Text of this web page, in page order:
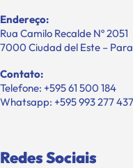
Endereço:
Rua Camilo Recalde Nº 2051
7000 Ciudad del Este –
Contato:
Telefone: +595 61 500 184
Whatsapp: +595 993 277 437
Redes Sociais